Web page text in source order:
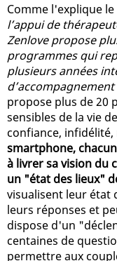
Comme l'explique
l’appui de
Zenlove propose
programmes qui
plusieurs années
propose plus de 20
sensibles de la vie
confiance, infidélité,
smartphone,
à livrer sa vision du
un "état des lieux"
visualisent leur état
leurs réponses et
dispose d'un
centaines de
permettre aux